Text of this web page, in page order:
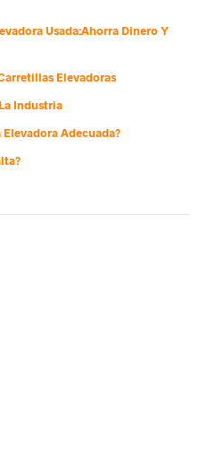
Usada:Ahorra Dinero Y
Elevadoras
Industria
Adecuada?